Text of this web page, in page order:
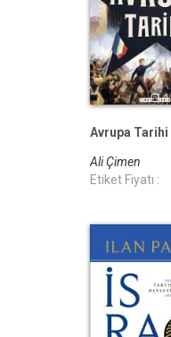
Avrupa Tarihi
Ali Çimen
Etiket Fiyatı :